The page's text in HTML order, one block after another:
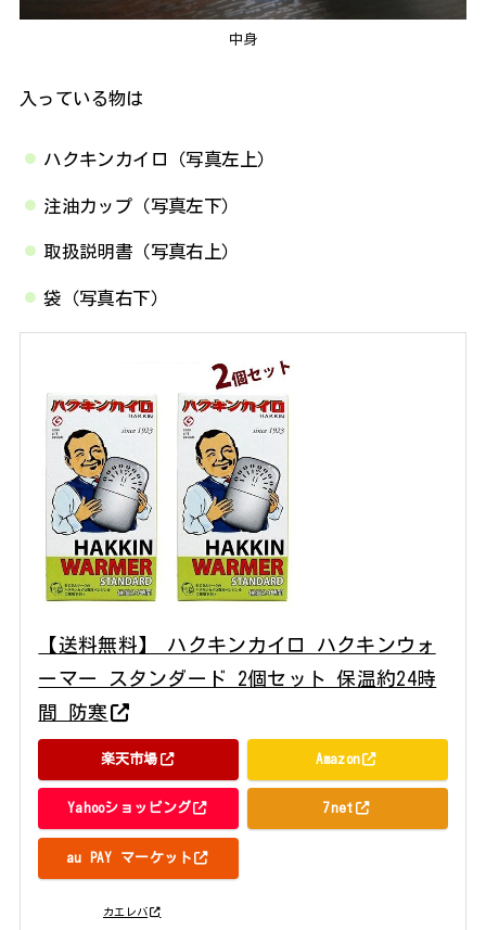
中身
入っている物は
ハクキンカイロ（写真左上）
注油カップ（写真左下）
取扱説明書（写真右上）
袋（写真右下）
【送料無料】 ハクキンカイロ ハクキンウォ
ーマー スタンダード 2個セット 保温約24時
間 防寒
カエレバ
楽天市場 Amazon
Yahooショッピング 7net
au PAY マーケット